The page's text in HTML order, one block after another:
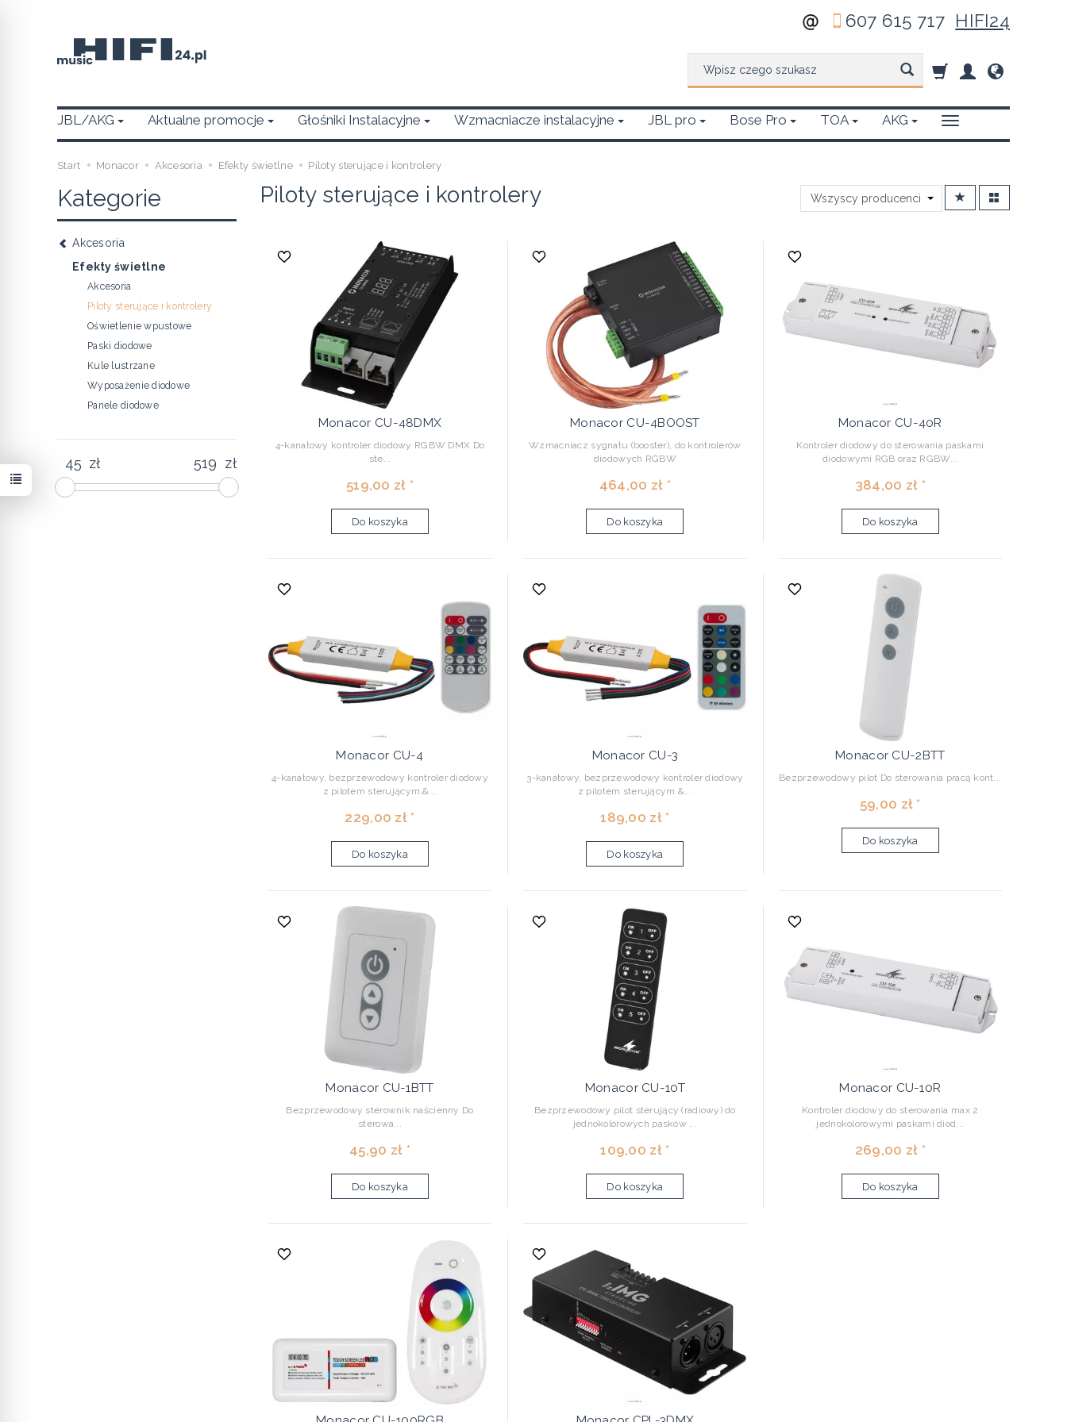
607 615 717 HIFI24
JBL/AKG Aktualne promocje Głośniki Instalacyjne Wzmacniacze instalacyjne JBL pro Bose Pro TOA AKG
Start Monacor Akcesoria Efekty świetlne Piloty sterujące i kontrolery
Piloty sterujące i kontrolery
Monacor CU-48DMX
4-kanałowy kontroler diodowy RGBW DMX Do
ste...
519,00 zł *
Do koszyka
Monacor CU-4BOOST
Wzmacniacz sygnału (booster), do kontrolerów
diodowych RGBW
464,00 zł *
Do koszyka
Monacor CU-40R
Kontroler diodowy do sterowania paskami
diodowymi RGB oraz RGBW...
384,00 zł *
Do koszyka
Monacor CU-4
4-kanałowy, bezprzewodowy kontroler diodowy
z pilotem sterującym.&...
229,00 zł *
Do koszyka
Monacor CU-3
3-kanałowy, bezprzewodowy kontroler diodowy
z pilotem sterującym.&...
189,00 zł *
Do koszyka
Monacor CU-2BTT
Bezprzewodowy pilot Do sterowania pracą kont...
59,00 zł *
Do koszyka
Monacor CU-1BTT
Bezprzewodowy sterownik naścienny Do
sterowa...
45,90 zł *
Do koszyka
Monacor CU-10T
Bezprzewodowy pilot sterujący (radiowy) do
jednokolorowych pasków ...
109,00 zł *
Do koszyka
Monacor CU-10R
Kontroler diodowy do sterowania max 2
jednokolorowymi paskami diod...
269,00 zł *
Do koszyka
Kategorie
Akcesoria
Efekty świetlne
Akcesoria
Piloty sterujące i kontrolery
Oświetlenie wpustowe
Paski diodowe
Kule lustrzane
Wyposażenie diodowe
Panele diodowe
zł zł